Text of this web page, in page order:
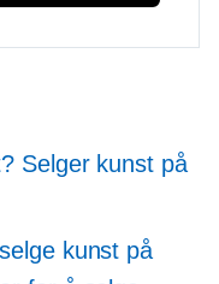
Selger kunst på
kunst på